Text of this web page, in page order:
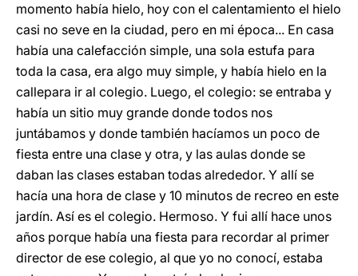
momento había hielo, hoy con el calentamiento el hielo
casi no seve en la ciudad, pero en mi época... En casa
había una calefacción simple, una sola estufa para
toda la casa, era algo muy simple, y había hielo en la
callepara ir al colegio. Luego, el colegio: se entraba y
había un sitio muy grande donde todos nos
juntábamos y donde también hacíamos un poco de
fiesta entre una clase y otra, y las aulas donde se
daban las clases estaban todas alrededor. Y allí se
hacía una hora de clase y 10 minutos de recreo en este
jardín. Así es el colegio. Hermoso. Y fui allí hace unos
años porque había una fiesta para recordar al primer
director de ese colegio, al que yo no conocí, estaba